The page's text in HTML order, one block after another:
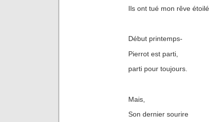
Ils ont tué mon rêve étoilé
Début printemps-
Pierrot est parti,
parti pour toujours.
Mais,
Son dernier sourire